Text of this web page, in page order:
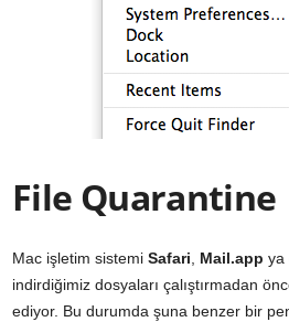
File Quarantine
Mac işletim sistemi Safari, Mail.app ya
indirdiğimiz dosyaları çalıştırmadan
ediyor. Bu durumda şuna benzer bir